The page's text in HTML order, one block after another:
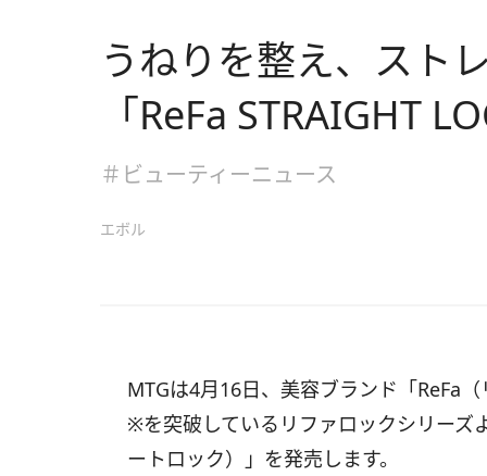
うねりを整え、スト
「ReFa STRAIGHT
＃ビューティーニュース
エボル
MTGは4月16日、美容ブランド「ReFa
※を突破しているリファロックシリーズ
ートロック）」を発売します。